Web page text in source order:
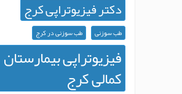
دکتر فیزیوتراپی کرج
طب سوزنی طب سوزنی در کرج
فیزیوتراپی بیمارستان
کمالی کرج